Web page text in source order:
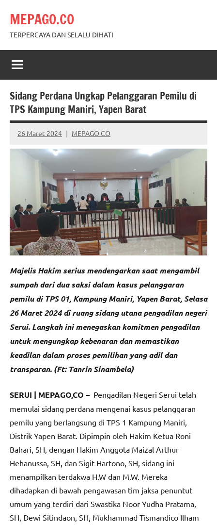
content
MEPAGO.CO
TERPERCAYA DAN SELALU DIHATI
Sidang Perdana Ungkap Pelanggaran Pemilu di
TPS Kampung Maniri, Yapen Barat
26 Maret 2024 MEPAGO CO
No
comments
Majelis Hakim serius mendengarkan saat mengambil
sumpah dari dua saksi dalam kasus pelanggaran
pemilu di TPS 01, Kampung Maniri, Yapen Barat, Selasa
26 Maret 2024 di ruang sidang utana pengadilan negeri
Serui. Langkah ini menegaskan komitmen pengadilan
untuk mengungkap kebenaran dan memastikan
keadilan dalam proses pemilihan yang adil dan
transparan. (Ft: Tanrin Sinambela)
SERUI | MEPAGO,CO – Pengadilan Negeri Serui telah
memulai sidang perdana mengenai kasus pelanggaran
pemilu yang berlangsung di TPS 1 Kampung Maniri,
Distrik Yapen Barat. Dipimpin oleh Hakim Ketua Roni
Bahari, SH, dengan Hakim Anggota Maizal Arthur
Hehanussa, SH, dan Sigit Hartono, SH, sidang ini
menampilkan terdakwa H.W dan M.W. Mereka
dihadapkan di bawah pengawasan tim jaksa penuntut
umum yang terdiri dari Swastika Noor Yudha Pratama,
SH, Dewi Sitindaon, SH, Mukhammad Tismandico Ilham